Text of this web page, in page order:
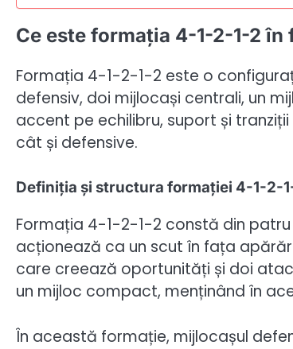
Ce este formația 4-1-2-1-2 în
Formația 4-1-2-1-2 este o
defensiv, doi mijlocași centrali, un
accent pe echilibru, suport și
cât și defensive.
Definiția și structura formației 4-1-2-
Formația 4-1-2-1-2 constă din
acționează ca un scut în fața
care creează oportunități și doi
un mijloc compact, menținând în
În această formație, mijlocașul